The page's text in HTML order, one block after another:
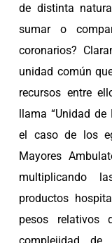
de distinta
sumar o
coronarios?
unidad común
recursos entre
llama “Unidad de
el caso de los
Mayores
multiplicando
productos
pesos relativos